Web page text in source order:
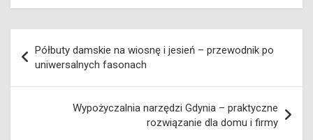
wpisu
Półbuty damskie na wiosnę i jesień – przewodnik po
uniwersalnych fasonach
Wypożyczalnia narzędzi Gdynia – praktyczne
rozwiązanie dla domu i firmy